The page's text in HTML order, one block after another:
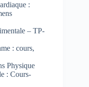
:
– TP-
: cours,
Physique
: Cours-